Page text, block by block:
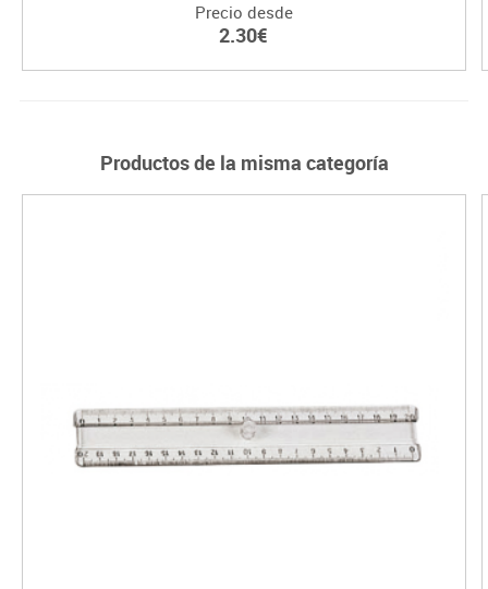
Precio desde
2.30€
Productos de la misma categoría